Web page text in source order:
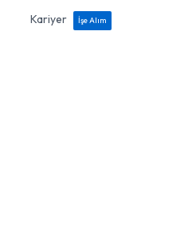
Kariyer
İşe Alım